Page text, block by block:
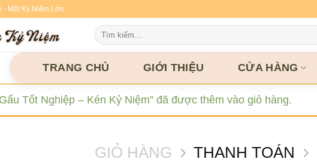
- Một Kỷ Niệm Lớn
Tìm
kiếm:
TRANG CHỦ GIỚI THIỆU CỬA HÀNG
Tốt Nghiệp – Kén Kỷ Niệm” đã được thêm vào giỏ hàng.
GIỎ HÀNG THANH TOÁN